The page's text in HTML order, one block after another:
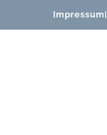
Impressum|